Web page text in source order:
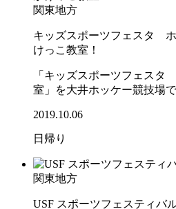
関東地方
キッズスポーツフェスタ
けっこ教室！
「キッズスポーツフェス
室」を大井ホッケー競技場
2019.10.06
日帰り
関東地方
USF スポーツフェスティバ